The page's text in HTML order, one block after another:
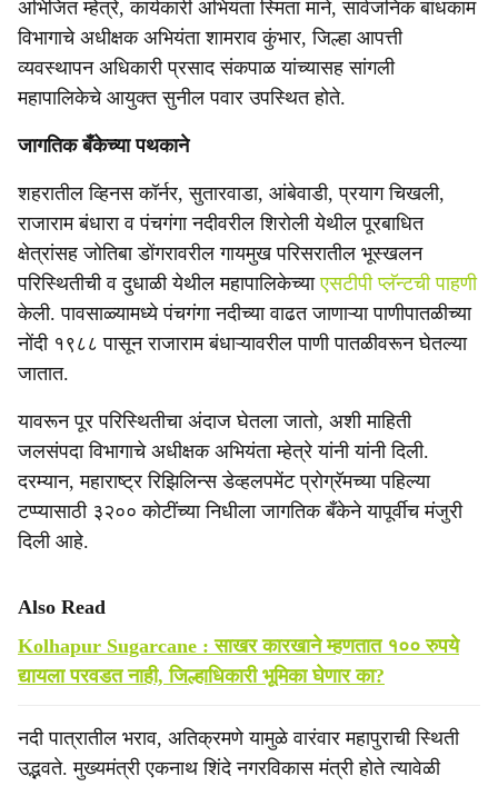
अभिजित म्हेत्रे, कार्यकारी अभियंता स्मिता माने, सार्वजनिक बांधकाम
विभागाचे अधीक्षक अभियंता शामराव कुंभार, जिल्हा आपत्ती
व्यवस्थापन अधिकारी प्रसाद संकपाळ यांच्यासह सांगली
महापालिकेचे आयुक्त सुनील पवार उपस्थित होते.
जागतिक बँकेच्या पथकाने
शहरातील व्हिनस कॉर्नर, सुतारवाडा, आंबेवाडी, प्रयाग चिखली,
राजाराम बंधारा व पंचगंगा नदीवरील शिरोली येथील पूरबाधित
क्षेत्रांसह जोतिबा डोंगरावरील गायमुख परिसरातील भूस्खलन
परिस्थितीची व दुधाळी येथील महापालिकेच्याएसटीपी प्लॅन्टची पाहणी
केली. पावसाळ्यामध्ये पंचगंगा नदीच्या वाढत जाणाऱ्या पाणीपातळीच्या
नोंदी १९८८ पासून राजाराम बंधाऱ्यावरील पाणी पातळीवरून घेतल्या
जातात.
यावरून पूर परिस्थितीचा अंदाज घेतला जातो, अशी माहिती
जलसंपदा विभागाचे अधीक्षक अभियंता म्हेत्रे यांनी यांनी दिली.
दरम्यान, महाराष्ट्र रिझिलिन्स डेव्हलपमेंट प्रोग्रॅमच्या पहिल्या
टप्प्यासाठी ३२०० कोटींच्या निधीला जागतिक बँकेने यापूर्वीच मंजुरी
दिली आहे.
Also Read
Kolhapur Sugarcane : साखर कारखाने म्हणतात १०० रुपये
द्यायला परवडत नाही, जिल्हाधिकारी भूमिका घेणार का?
नदी पात्रातील भराव, अतिक्रमणे यामुळे वारंवार महापुराची स्थिती
उद्भवते. मुख्यमंत्री एकनाथ शिंदे नगरविकास मंत्री होते त्यावेळी